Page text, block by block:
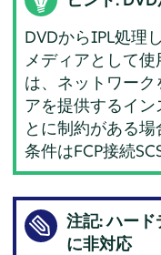
DVDからIPL処理
メディアとして
は、ネットワー
アを提供するイ
とに制約がある
条件はFCP接続
注記: ハー
に非対応